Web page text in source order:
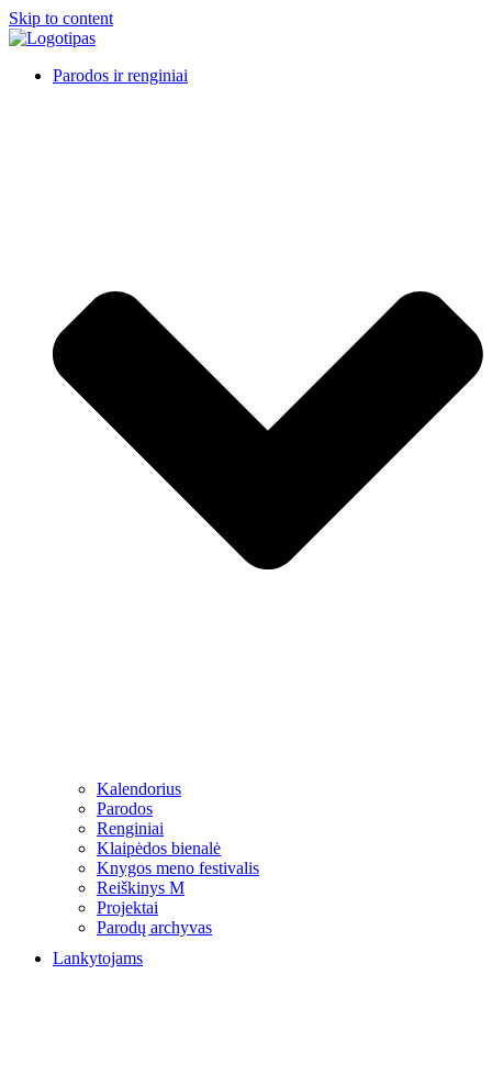
Skip to content
Parodos ir renginiai
Kalendorius
Parodos
Renginiai
Klaipėdos bienalė
Knygos meno festivalis
Reiškinys M
Projektai
Parodų archyvas
Lankytojams